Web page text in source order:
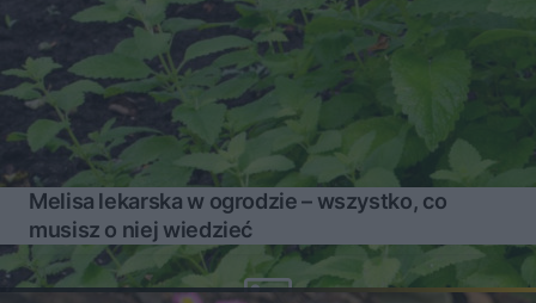
Melisa lekarska w ogrodzie – wszystko, co
musisz o niej wiedzieć